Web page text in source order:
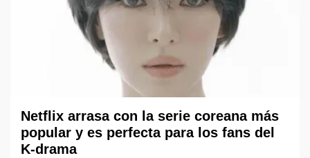
Netflix arrasa con la serie coreana más
popular y es perfecta para los fans del
K-drama